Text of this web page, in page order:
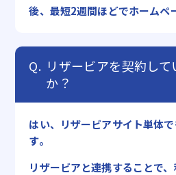
後、最短2週間ほどでホームペ
リザービアを契約し
か？
はい、リザービアサイト単体
す。
リザービアと連携することで